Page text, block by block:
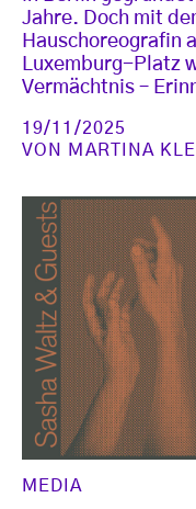
Jahre. Doch mit
Hauschoreografin
Luxemburg-Platz
Vermächtnis –
19/11/2025
VON MARTINA
MEDIA